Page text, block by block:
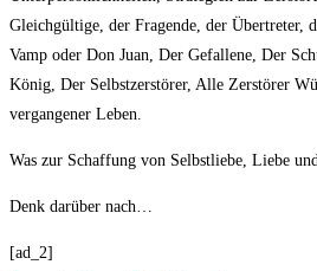
Gleichgültige, der Fragende, der Übertreter,
Vamp oder Don Juan, Der Gefallene, Der
König, Der Selbstzerstörer, Alle Zerstörer
vergangener Leben.
Was zur Schaffung von Selbstliebe, Liebe
Denk darüber nach…
[ad_2]